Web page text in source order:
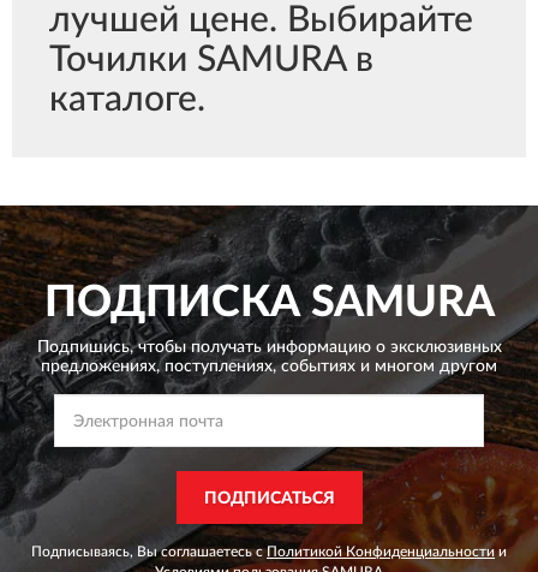
лучшей цене. Выбирайте
Точилки SAMURA в
каталоге.
ПОДПИСКАSAMURA
Подпишись, чтобы получать информацию о эксклюзивных
предложениях, поступлениях, событиях и многом другом
ПОДПИСАТЬСЯ
Подписываясь, Вы соглашаетесь сПолитикой Конфиденциальности и